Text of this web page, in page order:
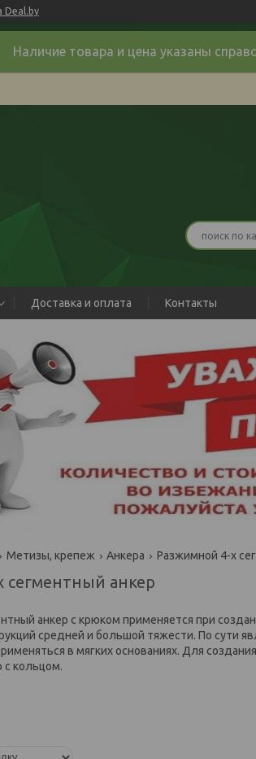
Deal.by
Наличие товара и цена указаны
Доставка и оплата Контакты
Метизы, крепеж Анкера Разжимной 4-х
сегментный анкер
анкер с крюком применяется при
средней и большой тяжести. По сути
в мягких основаниях. Для
с кольцом.